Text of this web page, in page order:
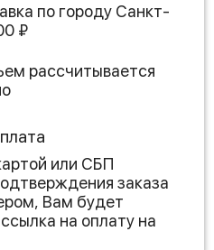
по городу Санкт-
₽
рассчитывается
или СБП
заказа
Вам будет
на оплату на